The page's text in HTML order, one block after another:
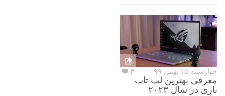
چهارشنبه ۱۵ بهمن ۹۹ ۳
معرفی بهترین لپ تاپ
بازی در سال ۲۰۲۳